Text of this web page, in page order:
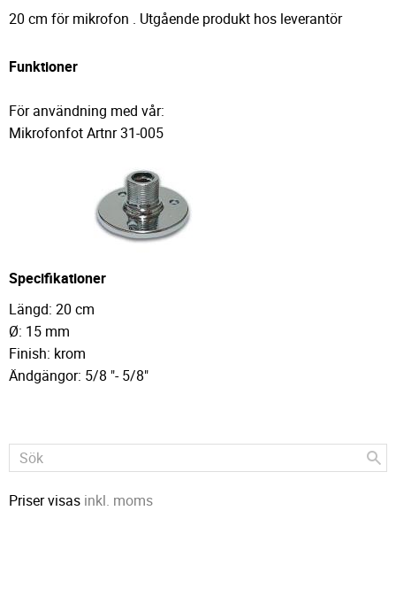
20 cm för mikrofon . Utgående produkt hos leverantör
Funktioner
För användning med vår:
Mikrofonfot Artnr 31-005
Specifikationer
Längd: 20 cm
Ø: 15 mm
Finish: krom
Ändgängor: 5/8 "- 5/8"
Priser visas inkl. moms